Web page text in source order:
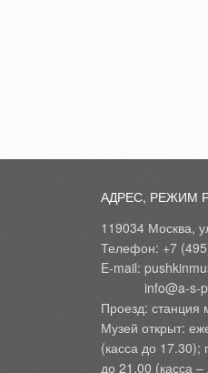
АДРЕС, РЕЖИМ
119034 Москва,
Телефон: +7
E-mail:
Проезд: станция
Музей открыт:
(касса до 17.30);
до 21.00 (касса